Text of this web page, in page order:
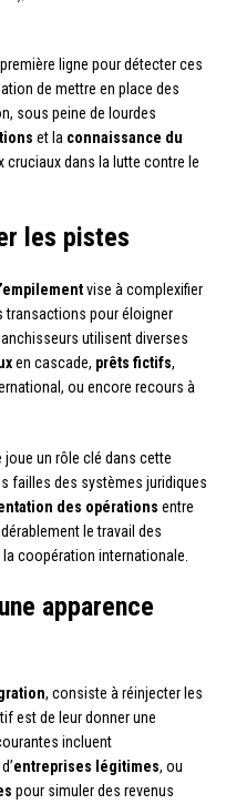
ligne pour détecter ces
de mettre en place des
sous peine de lourdes
et la connaissance du
cruciaux dans la lutte contre le
les pistes
l’empilementvise à complexifier
transactions pour éloigner
utilisent diverses
en cascade, prêts fictifs,
ou encore recours à
joue un rôle clé dans cette
failles des systèmes juridiques
des opérations entre
le travail des
coopération internationale.
apparence
, consiste à réinjecter les
est de leur donner une
incluent
entreprises légitimes, ou
pour simuler des revenus